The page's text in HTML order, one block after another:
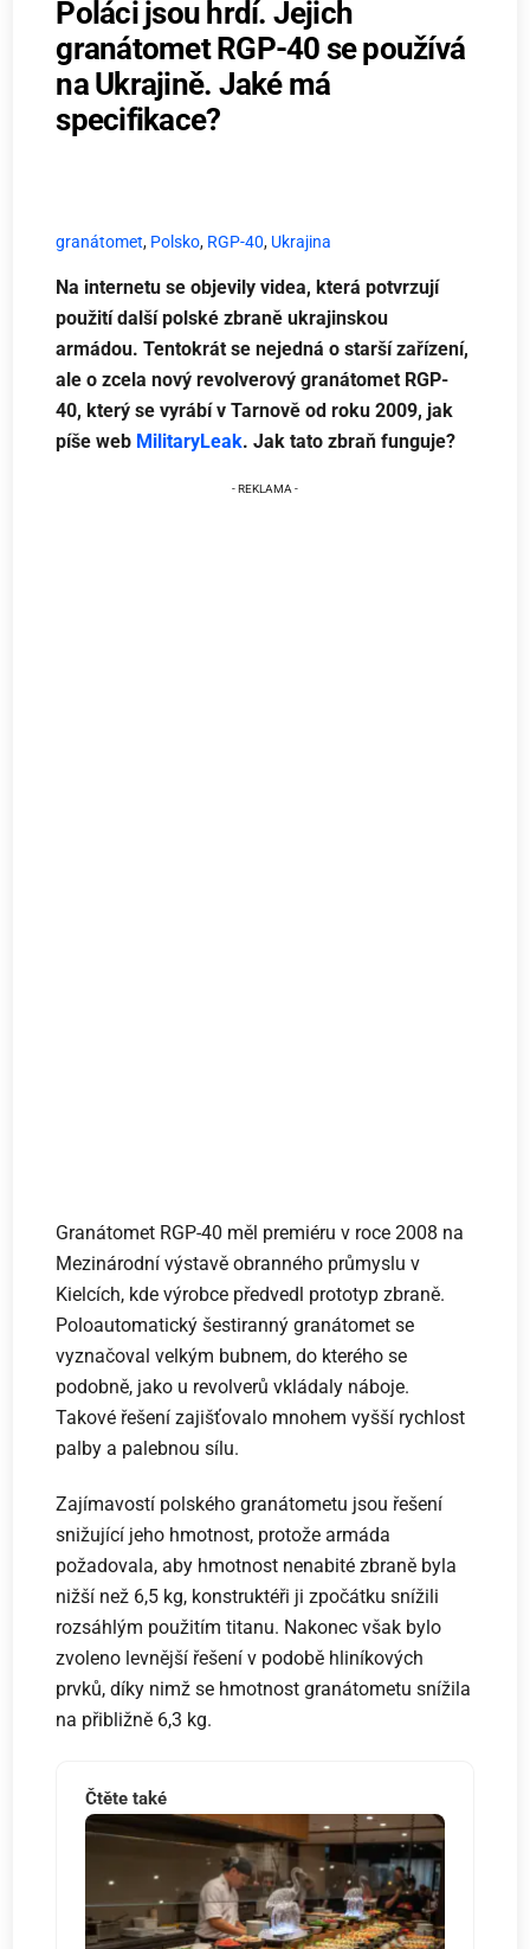
Poláci jsou hrdí. Jejich
granátomet RGP-40 se používá
na Ukrajině. Jaké má
specifikace?
granátomet, Polsko, RGP-40, Ukrajina
Na internetu se objevily videa, která potvrzují
použití další polské zbraně ukrajinskou
armádou. Tentokrát se nejedná o starší zařízení,
ale o zcela nový revolverový granátomet RGP-
40, který se vyrábí v Tarnově od roku 2009, jak
píše web MilitaryLeak. Jak tato zbraň funguje?
Granátomet RGP-40 měl premiéru v roce 2008 na
Mezinárodní výstavě obranného průmyslu v
Kielcích, kde výrobce předvedl prototyp zbraně.
Poloautomatický šestiranný granátomet se
vyznačoval velkým bubnem, do kterého se
podobně, jako u revolverů vkládaly náboje.
Takové řešení zajišťovalo mnohem vyšší rychlost
palby a palebnou sílu.
Zajímavostí polského granátometu jsou řešení
snižující jeho hmotnost, protože armáda
požadovala, aby hmotnost nenabité zbraně byla
nižší než 6,5 kg, konstruktéři ji zpočátku snížili
rozsáhlým použitím titanu. Nakonec však bylo
zvoleno levnější řešení v podobě hliníkových
prvků, díky nimž se hmotnost granátometu snížila
na přibližně 6,3 kg.
Čtěte také